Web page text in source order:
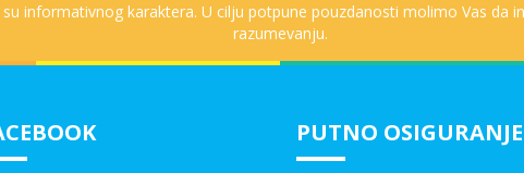
informativnog karaktera. U cilju potpune pouzdanosti molimo Vas da
razumevanju.
PUTNO OSIGURANJE